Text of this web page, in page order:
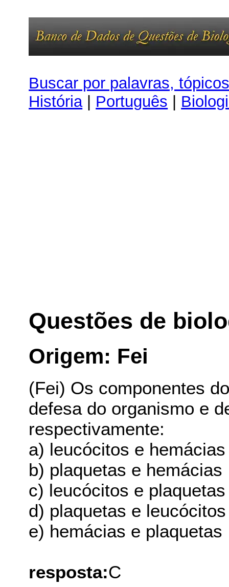
Buscar por palavras,
História| Português |
Questões de
Origem: Fei
(Fei) Os componentes
defesa do organismo e
respectivamente:
a) leucócitos e hemácias
b) plaquetas e hemácias
c) leucócitos e plaquetas
d) plaquetas e leucócitos
e) hemácias e plaquetas
resposta:C